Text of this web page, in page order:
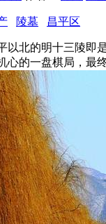
陵墓 昌平区
以北的明十三陵即
心的一盘棋局，最